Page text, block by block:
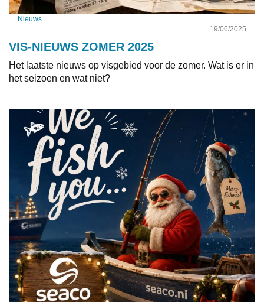
Nieuws
19/06/2025
VIS-NIEUWS ZOMER 2025
Het laatste nieuws op visgebied voor de zomer. Wat is er in
het seizoen en wat niet?